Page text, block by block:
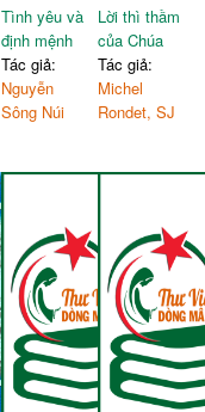
Tình yêu và
định mệnh
Tác giả:
Nguyễn
Sông Núi
Lời thì thầm
của Chúa
Tác giả:
Michel
Rondet, SJ